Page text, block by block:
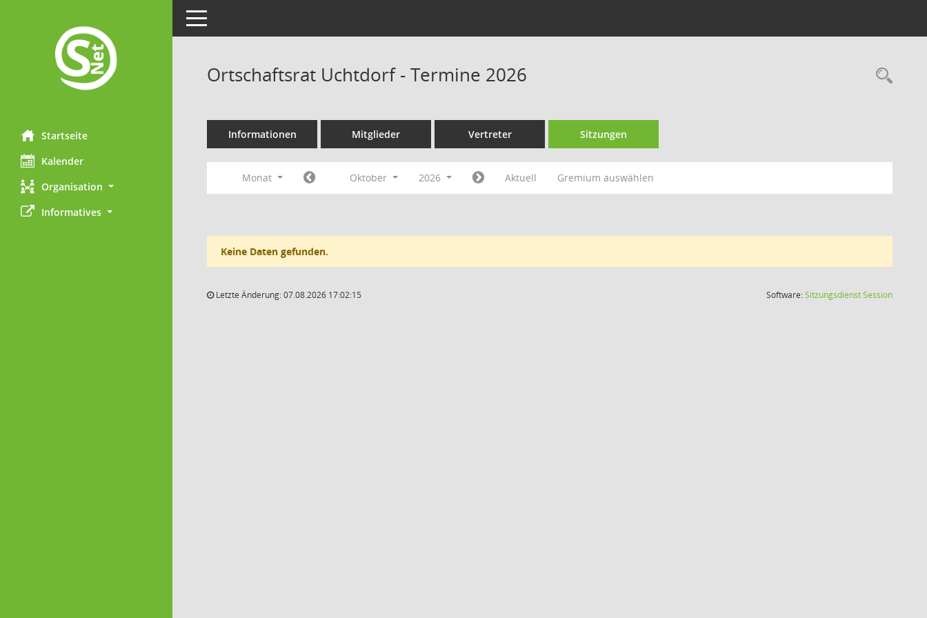
Startseite
Kalender
Organisation
Informatives
Toggle navigation
Ortschaftsrat Uchtdorf - Termine 2026
Informationen Mitglieder Vertreter Sitzungen
Monat Oktober 2026 Aktuell Gremium auswählen
Keine Daten gefunden.
Letzte Änderung: 07.08.2026 17:02:15 Software:SitzungsdienstSession(Wird in